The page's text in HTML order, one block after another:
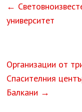
←
университет
Организации от
Спасителния
Балкани →